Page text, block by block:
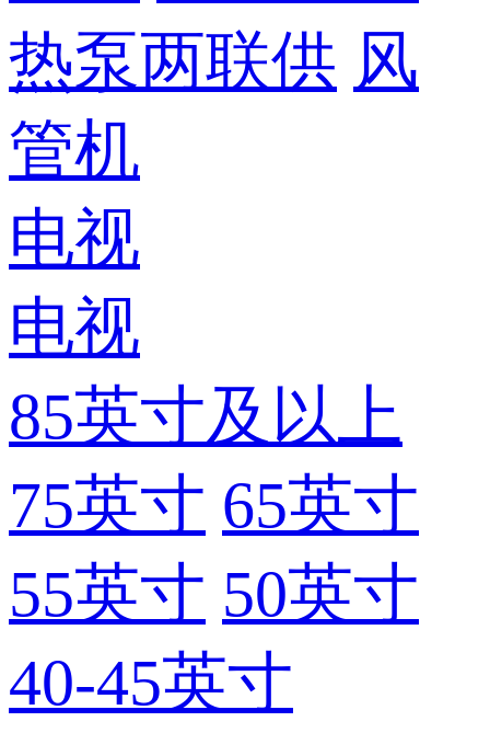
热泵两联供 风
管机
电视
电视
85英寸及以上
75英寸 65英寸
55英寸 50英寸
40-45英寸